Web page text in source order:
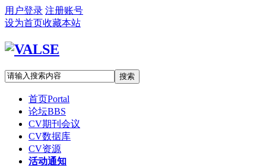
用户登录 注册账号
设为首页收藏本站
搜索
首页Portal
论坛BBS
CV期刊会议
CV数据库
CV资源
活动通知